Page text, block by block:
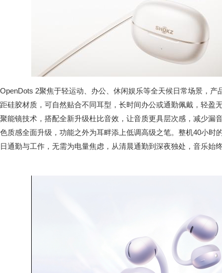
OpenDots 2聚焦于轻运动、办公、休闲娱乐等全天候日常场景，产
距硅胶材质，可自然贴合不同耳型，长时间办公或通勤佩戴，轻盈
聚能镜技术，搭配全新升级杜比音效，让音质更具层次感，减少漏
色质感全面升级，功能之外为耳畔添上低调高级之笔。整机40小时
日通勤与工作，无需为电量焦虑，从清晨通勤到深夜独处，音乐始